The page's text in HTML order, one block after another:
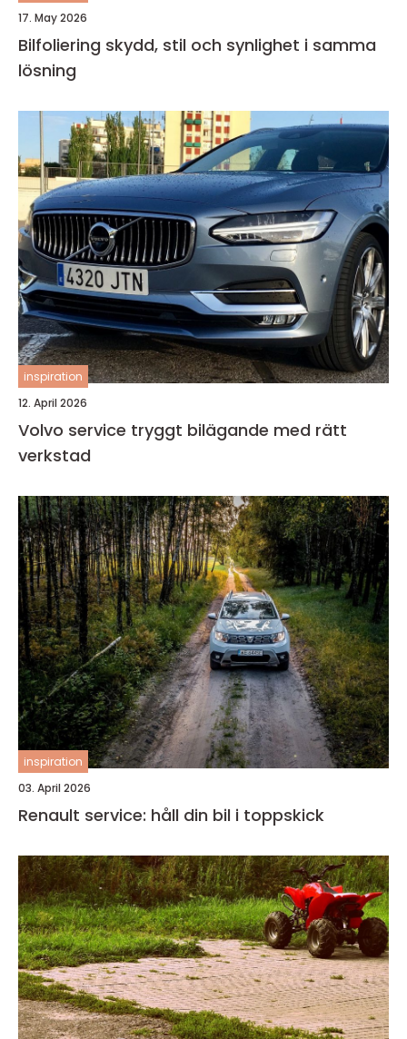
17. May 2026
Bilfoliering skydd, stil och synlighet i samma
lösning
inspiration
12. April 2026
Volvo service tryggt bilägande med rätt
verkstad
inspiration
03. April 2026
Renault service: håll din bil i toppskick